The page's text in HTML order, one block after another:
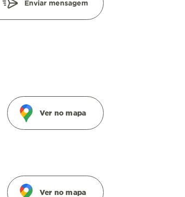
Enviar mensagem
Ver no mapa
Ver no mapa